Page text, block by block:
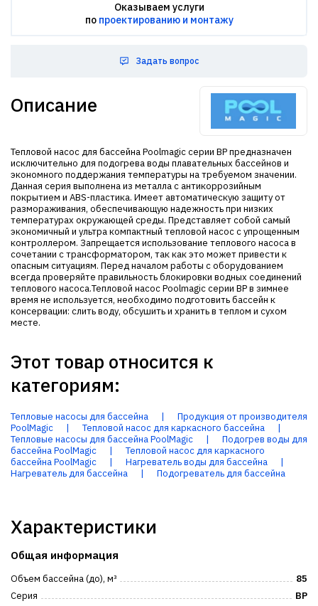
Оказываем услуги
по проектированию и монтажу
Задать вопрос
Описание
Тепловой насос для бассейна Poolmagic серии BP предназначен
исключительно для подогрева воды плавательных бассейнов и
экономного поддержания температуры на требуемом значении.
Данная серия выполнена из металла с антикоррозийным
покрытием и ABS-пластика. Имеет автоматическую защиту от
размораживания, обеспечивающую надежность при низких
температурах окружающей среды. Представляет собой самый
экономичный и ультра компактный тепловой насос с упрощенным
контроллером. Запрещается использование теплового насоса в
сочетании с трансформатором, так как это может привести к
опасным ситуациям. Перед началом работы с оборудованием
всегда проверяйте правильность блокировки водных соединений
теплового насоса.Тепловой насос Poolmagic серии BP в зимнее
время не используется, необходимо подготовить бассейн к
консервации: слить воду, обсушить и хранить в теплом и сухом
месте.
Этот товар относится к
категориям:
Тепловые насосы для бассейна |
Продукция от производителя
PoolMagic
| Тепловой насос для каркасного бассейна
|
Тепловые насосы для бассейна PoolMagic
|
Подогрев воды для
бассейна PoolMagic
|
Тепловой насос для каркасного
бассейна PoolMagic
| Нагреватель воды для бассейна
|
Нагреватель для бассейна
| Подогреватель для бассейна
Характеристики
Общая информация
Объем бассейна (до), м³
85
Серия
BP